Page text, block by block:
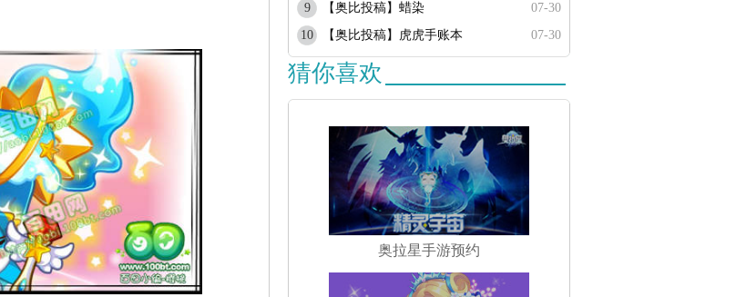
9
【奥比投稿】蜡染
07-30
10
【奥比投稿】虎虎手账本 07-30
猜你喜欢
奥拉星手游预约